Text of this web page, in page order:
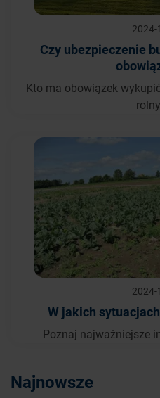
2024-
Czy ubezpieczenie
Kto ma obowiązek
2024-
W jakich
Poznaj najważniejsze
Najnowsze